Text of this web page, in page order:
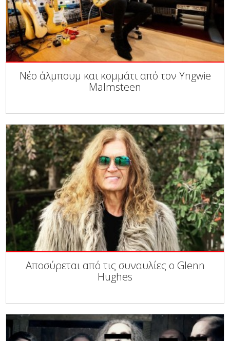
Νέο άλμπουμ και κομμάτι από τον Yngwie
Malmsteen
Αποσύρεται από τις συναυλίες ο Glenn
Hughes